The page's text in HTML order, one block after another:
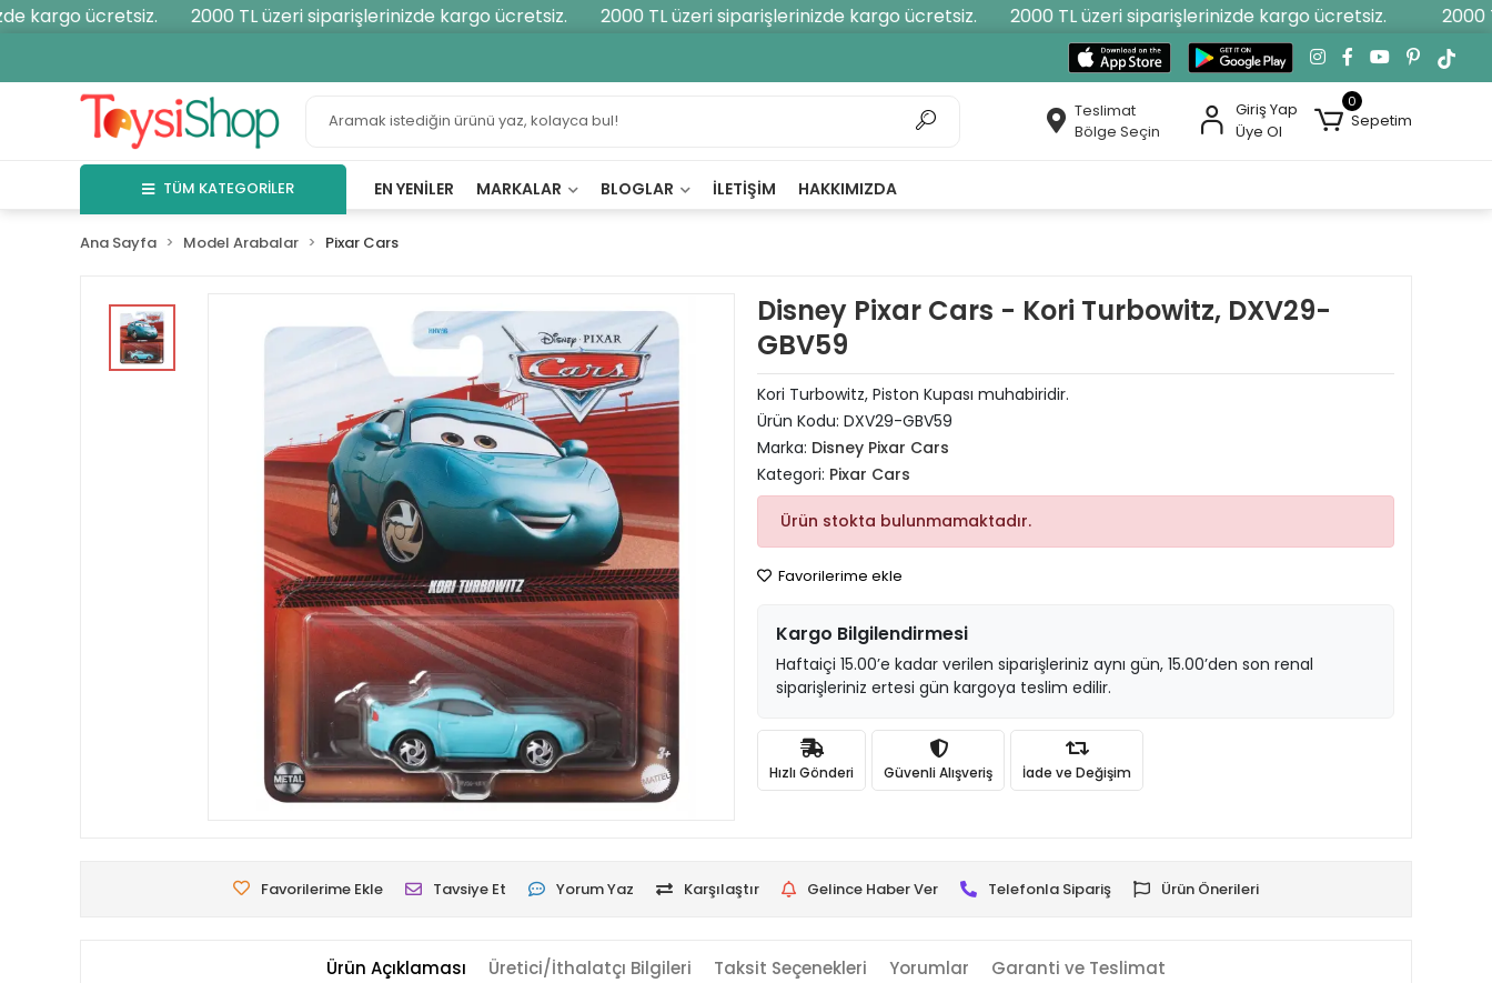
kargo ücretsiz. 2000 TL üzeri siparişlerinizde kargo ücretsiz. 2000 TL üzeri siparişlerinizde kargo ücretsiz. 2000 TL üzeri siparişlerinizde kargo ücretsiz. 2000
Teslimat
Bölge Seçin
Giriş Yap
Üye Ol
0
Sepetim
TÜM KATEGORİLER EN YENILER MARKALAR BLOGLAR İLETIŞIM HAKKIMIZDA
Ana Sayfa Model Arabalar Pixar Cars
Disney Pixar Cars - Kori Turbowitz, DXV29-
GBV59
Kori Turbowitz, Piston Kupası muhabiridir.
Ürün Kodu: DXV29-GBV59
Marka: Disney Pixar Cars
Kategori: Pixar Cars
Ürün stokta bulunmamaktadır.
Favorilerime ekle
Kargo Bilgilendirmesi
Haftaiçi 15.00’e kadar verilen siparişleriniz aynı gün, 15.00’den son renal
siparişleriniz ertesi gün kargoya teslim edilir.
Hızlı Gönderi Güvenli Alışveriş İade ve Değişim
Favorilerime Ekle Tavsiye Et Yorum Yaz Karşılaştır Gelince Haber Ver Telefonla Sipariş Ürün Önerileri
Ürün Açıklaması Üretici/İthalatçı Bilgileri Taksit Seçenekleri Yorumlar Garanti ve Teslimat